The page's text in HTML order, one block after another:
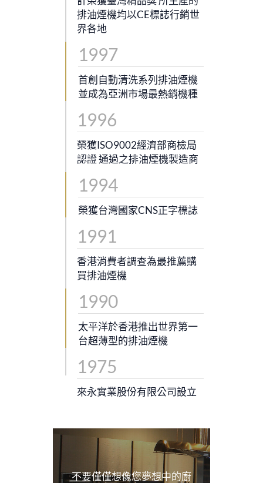
排油煙機均以CE標誌行銷世
界各地
1997
首創自動清洗系列排油煙機
並成為亞洲市場最熱銷機種
1996
榮獲ISO9002經濟部商檢局
認證 通過之排油煙機製造商
1994
榮獲台灣國家CNS正字標誌
1991
香港消費者調查為最推薦購
買排油煙機
1990
太平洋於香港推出世界第一
台超薄型的排油煙機
1975
來永實業股份有限公司設立
不要僅僅想像您夢想中的廚